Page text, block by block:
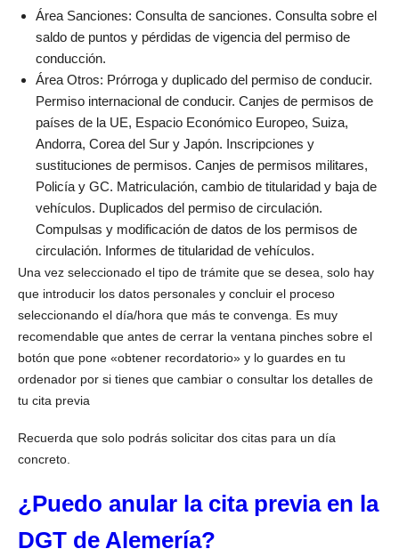
Área Sanciones: Consulta de sanciones. Consulta sobre el
saldo de puntos y pérdidas de vigencia del permiso de
conducción.
Área Otros: Prórroga y duplicado del permiso de conducir.
Permiso internacional de conducir. Canjes de permisos de
países de la UE, Espacio Económico Europeo, Suiza,
Andorra, Corea del Sur y Japón. Inscripciones y
sustituciones de permisos. Canjes de permisos militares,
Policía y GC. Matriculación, cambio de titularidad y baja de
vehículos. Duplicados del permiso de circulación.
Compulsas y modificación de datos de los permisos de
circulación. Informes de titularidad de vehículos.
Una vez seleccionado el tipo de trámite que se desea, solo hay
que introducir los datos personales y concluir el proceso
seleccionando el día/hora que más te convenga. Es muy
recomendable que antes de cerrar la ventana pinches sobre el
botón que pone «obtener recordatorio» y lo guardes en tu
ordenador por si tienes que cambiar o consultar los detalles de
tu cita previa
Recuerda que solo podrás solicitar dos citas para un día
concreto.
¿Puedo anular la cita previa en la
DGT de Alemería?